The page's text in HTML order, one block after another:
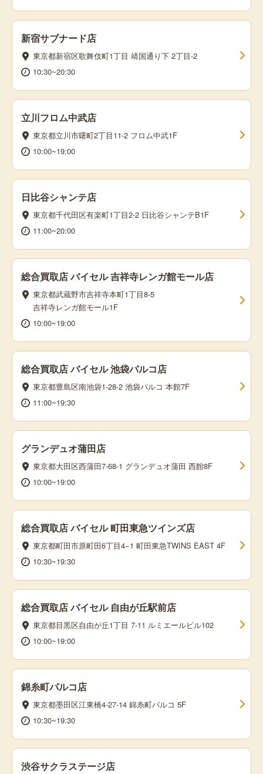
新宿サブナード店
東京都新宿区歌舞伎町1丁目 靖国通り下 2丁目-2
10:30~20:30
立川フロム中武店
東京都立川市曙町2丁目11-2 フロム中武1F
10:00~19:00
日比谷シャンテ店
東京都千代田区有楽町1丁目2-2 日比谷シャンテB1F
11:00~20:00
総合買取店 バイセル 吉祥寺レンガ館モール店
東京都武蔵野市吉祥寺本町1丁目8-5
吉祥寺レンガ館モール1F
10:00~19:00
総合買取店 バイセル 池袋パルコ店
東京都豊島区南池袋1-28-2 池袋パルコ 本館7F
11:00~19:30
グランデュオ蒲田店
東京都大田区西蒲田7-68-1 グランデュオ蒲田 西館8F
10:00~19:00
総合買取店 バイセル 町田東急ツインズ店
東京都町田市原町田6丁目4−1 町田東急TWINS EAST 4F
10:30~19:30
総合買取店 バイセル 自由が丘駅前店
東京都目黒区自由が丘1丁目 7-11 ルミエールビル102
10:00~19:00
錦糸町パルコ店
東京都墨田区江東橋4-27-14 錦糸町パルコ 5F
10:30~19:30
渋谷サクラステージ店